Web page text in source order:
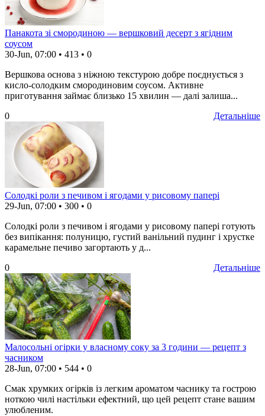
Панакота зі смородиною — вершковий десерт з ягідним
соусом
30-Jun, 07:00 • 413 • 0
Вершкова основа з ніжною текстурою добре поєднується з
кисло-солодким смородиновим соусом. Активне
приготування займає близько 15 хвилин — далі залиша...
Детальніше
0
Солодкі роли з печивом і ягодами у рисовому папері
29-Jun, 07:00 • 300 • 0
Солодкі роли з печивом і ягодами у рисовому папері готують
без випікання: полуницю, густий ванільний пудинг і хрустке
карамельне печиво загортають у д...
Детальніше
0
Малосольні огірки у власному соку за 3 години — рецепт з
часником
28-Jun, 07:00 • 544 • 0
Смак хрумких огірків із легким ароматом часнику та гострою
ноткою чилі настільки ефектний, що цей рецепт стане вашим
улюбленим.